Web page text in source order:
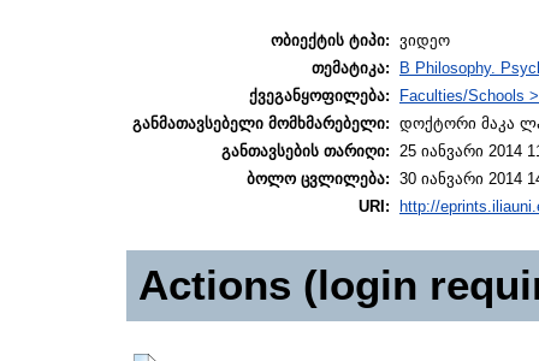
ობიექტის ტიპი: ვიდეო
თემატიკა:
B Philosophy.
ქვეგანყოფილება:
Faculties/Schools
განმათავსებელი მომხმარებელი: დოქტორი მაკა
განთავსების თარიღი: 25 იანვარი 2014
ბოლო ცვლილება: 30 იანვარი 2014
URI:
http://
Actions (login